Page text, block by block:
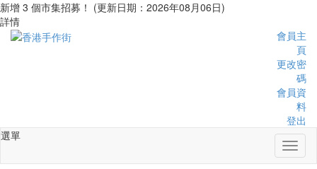
新增 3 個市集招募！ (更新日期：2026年08月06日)
詳情
會員主
頁
更改密
碼
會員資
料
登出
選單